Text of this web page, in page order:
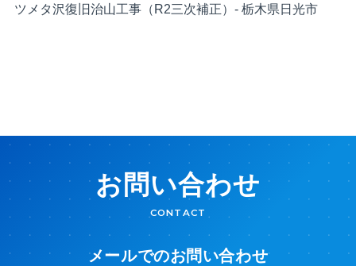
ツメタ沢復旧治山工事（R2三次補正）- 栃木県日光市
お問い合わせ
CONTACT
メールでのお問い合わせ